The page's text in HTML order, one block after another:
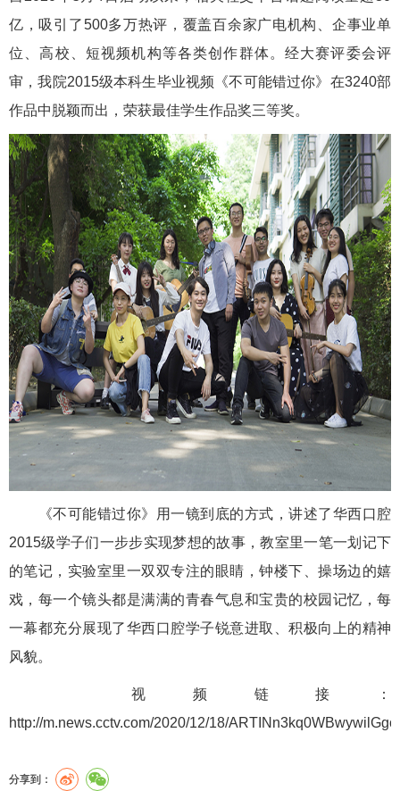
亿，吸引了500多万热评，覆盖百余家广电机构、企事业单
位、高校、短视频机构等各类创作群体。经大赛评委会评
审，我院2015级本科生毕业视频《不可能错过你》在3240部
作品中脱颖而出，荣获最佳学生作品奖三等奖。
《不可能错过你》用一镜到底的方式，讲述了华西口腔
2015级学子们一步步实现梦想的故事，教室里一笔一划记下
的笔记，实验室里一双双专注的眼睛，钟楼下、操场边的嬉
戏，每一个镜头都是满满的青春气息和宝贵的校园记忆，每
一幕都充分展现了华西口腔学子锐意进取、积极向上的精神
风貌。
视频链接：
http://m.news.cctv.com/2020/12/18/
分享到：